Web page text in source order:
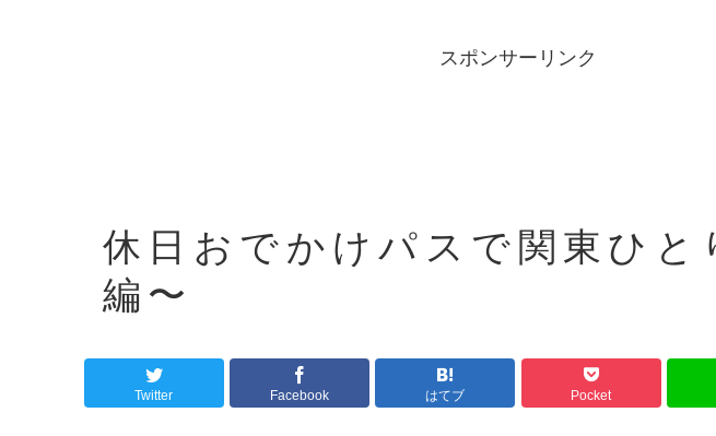
スポンサーリンク
休日おでかけパスで関東ひと
編〜
Twitter Facebook はてブ Pocket